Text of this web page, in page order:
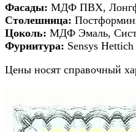
Фасады: МДФ ПВХ,
Столешница:
Цоколь: МДФ Эмаль,
Фурнитура: Sensys Hettich
Цены носят справочный